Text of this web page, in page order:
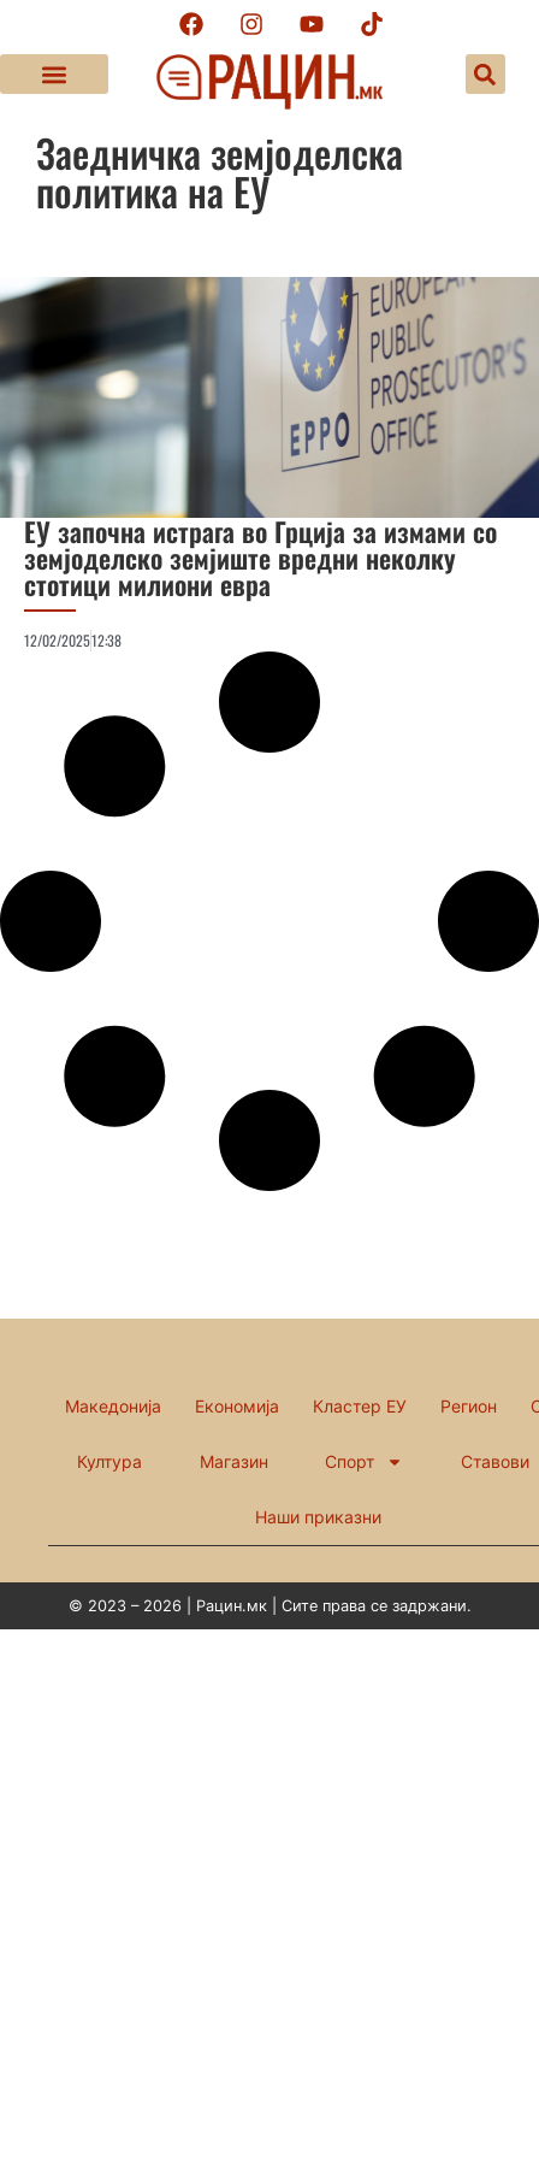
Заедничка земјоделска
политика на ЕУ
ЕУ започна истрага во Грција за измами со
земјоделско земјиште вредни неколку
стотици милиони евра
12/02/202512:38
Македонија Економија Кластер ЕУ Регион
Култура Магазин Спорт Ставови
Наши приказни
© 2023 – 2026 | Рацин.мк | Сите права се задржани.